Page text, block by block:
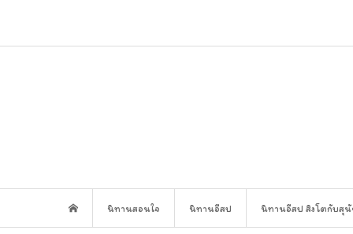
นิทานสอนใจ นิทานอีสป นิทานอีสป สิงโตกับสุนั